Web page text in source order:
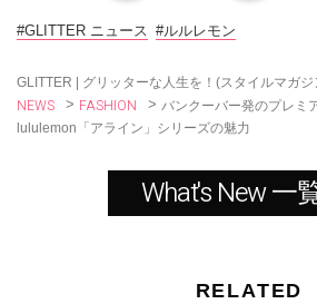
#GLITTER ニュース #ルルレモン
GLITTER | グリッターな人生を！(スタイルマガ
NEWS > FASHION > バンクーバー発のプレミ
lululemon「アライン」シリーズの魅力
What's New 一
RELATED